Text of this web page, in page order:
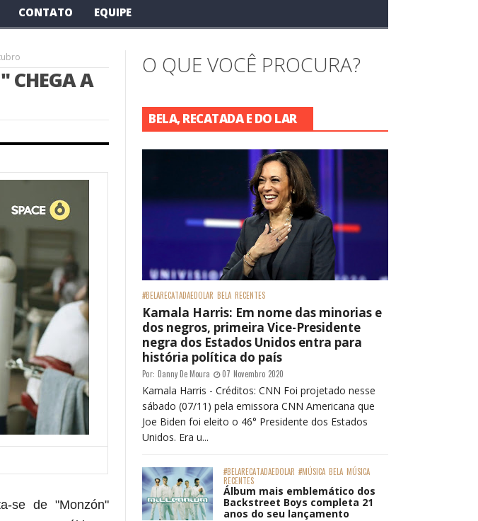
CONTATO EQUIPE
CHEGA A
se de "Monzón"
O QUE VOCÊ PROCURA?
BELA, RECATADA E DO LAR
#BELARECATADAEDOLAR BELA RECENTES
Kamala Harris: Em nome das minorias e
dos negros, primeira Vice-Presidente
negra dos Estados Unidos entra para
história política do país
Por: Danny De Moura 07 Novembro 2020
Kamala Harris - Créditos: CNN Foi projetado nesse
sábado (07/11) pela emissora CNN Americana que
Joe Biden foi eleito o 46° Presidente dos Estados
Unidos. Era u...
#BELARECATADAEDOLAR #MÚSICA BELA MÚSICA
RECENTES
Álbum mais emblemático dos
Backstreet Boys completa 21
anos do seu lançamento